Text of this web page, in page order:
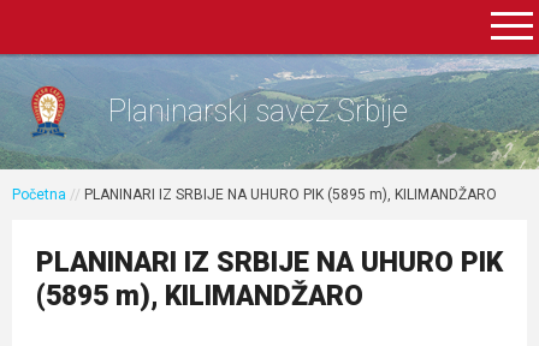
Planinarski savez Srbije
Početna // PLANINARI IZ SRBIJE NA UHURO PIK (5895 m), KILIMANDŽARO
PLANINARI IZ SRBIJE NA UHURO PIK
(5895 m), KILIMANDŽARO